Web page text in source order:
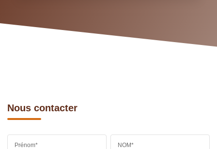
Nous contacter
Prénom* NOM*